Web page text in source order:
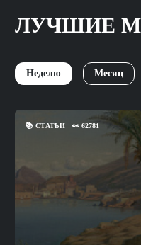
ЛУЧШИЕ
Неделю Месяц
📚 СТАТЬИ 👀 62781